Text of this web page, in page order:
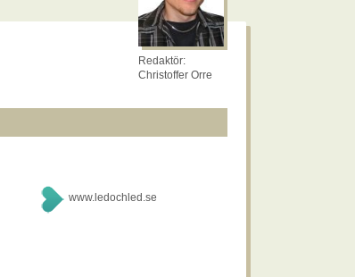
Redaktör:
Christoffer Orre
www.ledochled.se